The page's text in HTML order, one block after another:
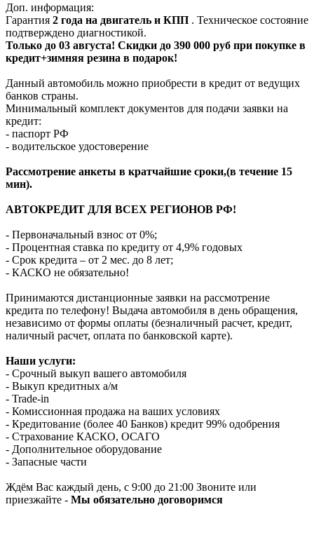
Доп. информация:
Гарантия 2 года на двигатель и КПП . Техническое состояние
подтверждено диагностикой.
Только до 03 августа! Скидки до 390 000 руб при покупке в
кредит+зимняя резина в подарок!
Данный автомобиль можно приобрести в кредит от ведущих
банков страны.
Минимальный комплект документов для подачи заявки на
кредит:
- паспорт РФ
- водительское удостоверение
Рассмотрение анкеты в кратчайшие сроки,(в течение 15
мин).
АВТОКРЕДИТ ДЛЯ ВСЕХ РЕГИОНОВ РФ!
- Первоначальный взнос от 0%;
- Процентная ставка по кредиту от 4,9% годовых
- Срок кредита – от 2 мес. до 8 лет;
- КАСКО не обязательно!
Принимаются дистанционные заявки на рассмотрение
кредита по телефону! Выдача автомобиля в день обращения,
независимо от формы оплаты (безналичный расчет, кредит,
наличный расчет, оплата по банковской карте).
Наши услуги:
- Срочный выкуп вашего автомобиля
- Выкуп кредитных а/м
- Trade-in
- Комиссионная продажа на ваших условиях
- Кредитование (более 40 Банков) кредит 99% одобрения
- Страхование КАСКО, ОСАГО
- Дополнительное оборудование
- Запасные части
Ждём Вас каждый день, с 9:00 до 21:00 Звоните или
приезжайте - Мы обязательно договоримся